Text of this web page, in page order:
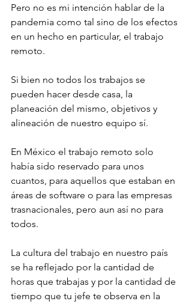
Pero no es mi intención hablar de la
pandemia como tal sino de los efectos
en un hecho en particular, el trabajo
remoto.
Si bien no todos los trabajos se
pueden hacer desde casa, la
planeación del mismo, objetivos y
alineación de nuestro equipo sí.
En México el trabajo remoto solo
había sido reservado para unos
cuantos, para aquellos que estaban en
áreas de software o para las empresas
trasnacionales, pero aun así no para
todos.
La cultura del trabajo en nuestro país
se ha reflejado por la cantidad de
horas que trabajas y por la cantidad de
tiempo que tu jefe te observa en la